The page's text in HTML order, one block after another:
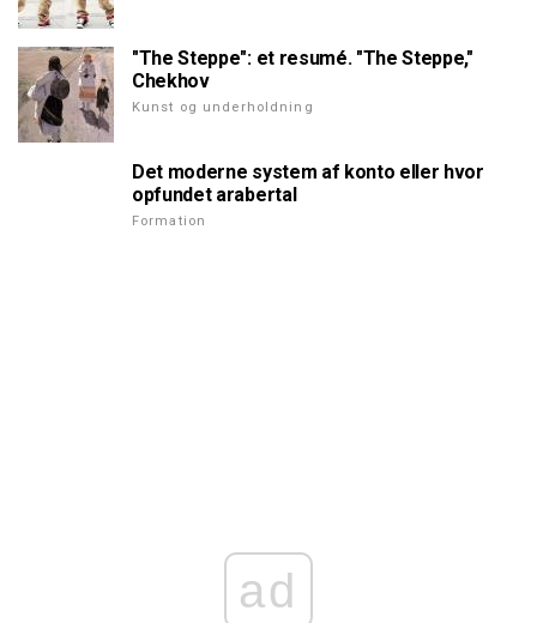
"The Steppe": et resumé. "The Steppe,"
Chekhov
Kunst og underholdning
Det moderne system af konto eller hvor
opfundet arabertal
Formation
ad